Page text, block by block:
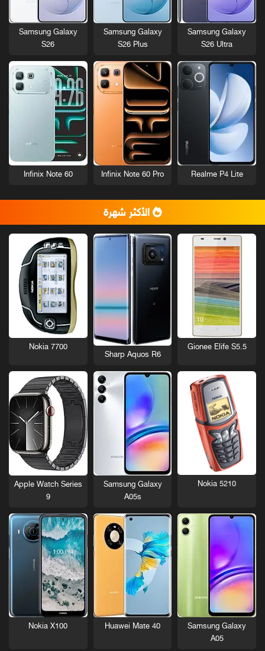
Samsung Galaxy
S26 Ultra
Samsung Galaxy
S26 Plus
Samsung Galaxy
S26
Realme P4 Lite
Infinix Note 60 Pro
Infinix Note 60
الأكثر شهرة
Gionee Elife S5.5
Sharp Aquos R6
Nokia 7700
Nokia 5210
Samsung Galaxy
A05s
Apple Watch Series
9
Samsung Galaxy
A05
Huawei Mate 40
Nokia X100